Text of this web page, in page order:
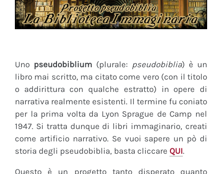
Uno pseudobiblium (plurale: pseudobiblia) è un
libro mai scritto, ma citato come vero (con il titolo
o addirittura con qualche estratto) in opere di
narrativa realmente esistenti. Il termine fu coniato
per la prima volta da Lyon Sprague de Camp nel
1947. Si tratta dunque di libri immaginario, creati
come artificio narrativo. Se vuoi sapere un pò di
storia degli pseudobiblia, basta cliccare QUI.
Questo è un progetto tanto disperato quanto